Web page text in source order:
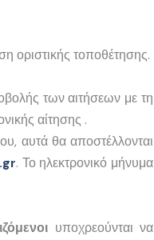
οριστικής τοποθέτησης.
των αιτήσεων με τη
αίτησης .
αυτά θα αποστέλλονται
.gr. Το ηλεκτρονικό μήνυμα
υποχρεούνται να